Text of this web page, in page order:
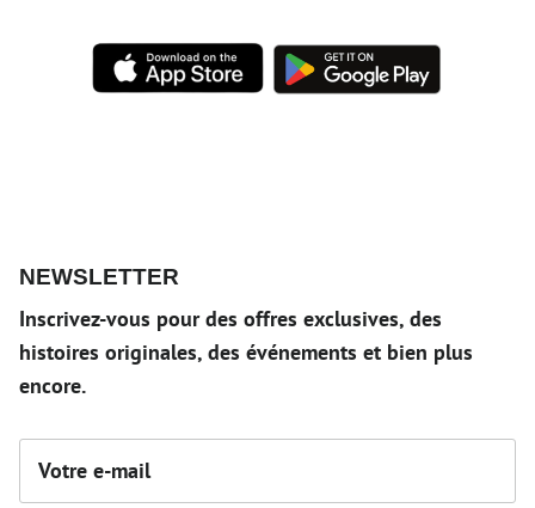
NEWSLETTER
Inscrivez-vous pour des offres exclusives, des
histoires originales, des événements et bien plus
encore.